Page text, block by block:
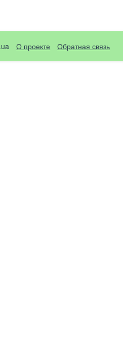
О проекте Обратная связь